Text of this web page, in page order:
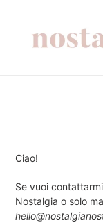
contenuti
Ciao!
Se vuoi
Nostalgia o solo